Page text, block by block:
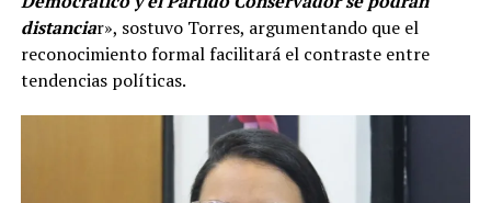
distanciar», sostuvo Torres, argumentando que el
reconocimiento formal facilitará el contraste entre
tendencias políticas.